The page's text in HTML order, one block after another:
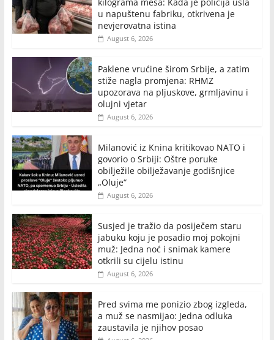
u napuštenu fabriku, otkrivena je
nevjerovatna istina
August 6, 2026
Paklene vrućine širom Srbije, a zatim
stiže nagla promjena: RHMZ
upozorava na pljuskove, grmljavinu i
olujni vjetar
August 6, 2026
Milanović iz Knina kritikovao NATO i
govorio o Srbiji: Oštre poruke
obilježile obilježavanje godišnjice
„Oluje“
August 6, 2026
Susjed je tražio da posiječem staru
jabuku koju je posadio moj pokojni
muž: Jedna noć i snimak kamere
otkrili su cijelu istinu
August 6, 2026
Pred svima me ponizio zbog izgleda,
a muž se nasmijao: Jedna odluka
zaustavila je njihov posao